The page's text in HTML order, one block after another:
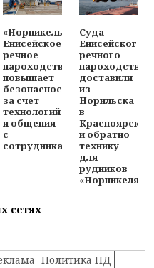
«Норникель-
Енисейское
речное
пароходство»
повышает
безопасность
за счет
технологий
и общения
с
сотрудниками
Суда
Енисейского
речного
пароходства
доставили
из
Норильска
в
Красноярск
и обратно
технику
для
рудников
«Норникеля»
сетях
Политика ПД